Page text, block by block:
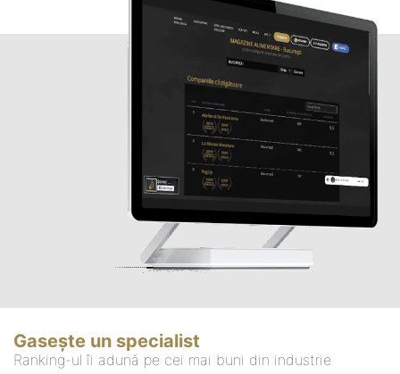
Gasește un specialist
Ranking-ul îi adună pe cei mai buni din industrie